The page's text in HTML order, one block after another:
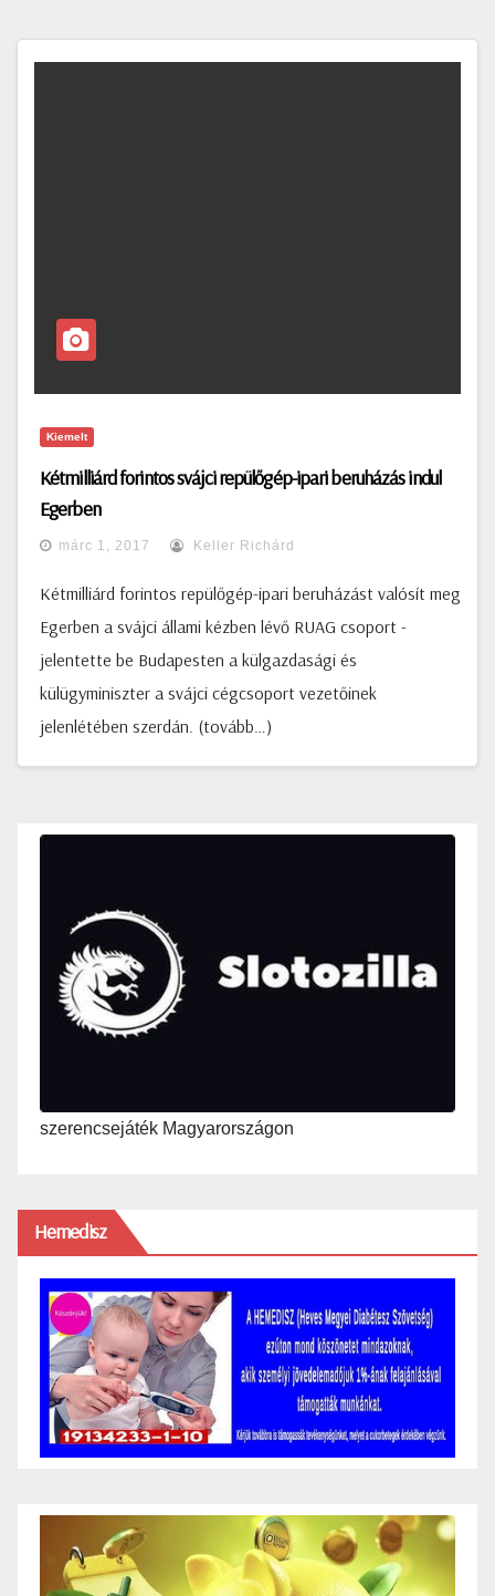
Kiemelt
Kétmilliárd forintos svájci repülőgép-ipari beruházás indul
Egerben
márc 1, 2017 Keller Richárd
Kétmilliárd forintos repülőgép-ipari beruházást valósít meg
Egerben a svájci állami kézben lévő RUAG csoport -
jelentette be Budapesten a külgazdasági és
külügyminiszter a svájci cégcsoport vezetőinek
jelenlétében szerdán. (tovább…)
szerencsejáték Magyarországon
Hemedisz